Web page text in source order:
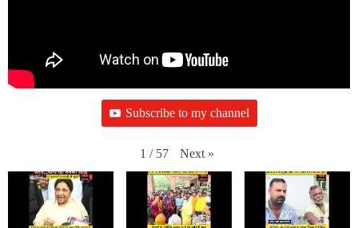
Subscribe to my channel
1 / 57 Next »